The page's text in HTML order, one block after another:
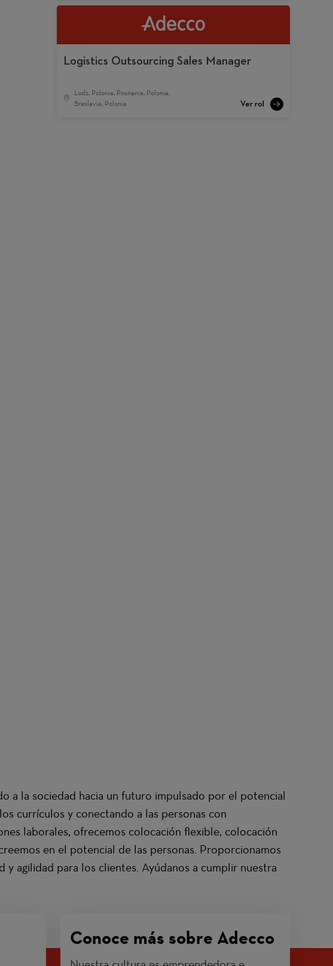
Logistics Outsourcing Sales Manager
Lodz, Polonia, Posnania, Polonia,
Breslavia, Polonia
a la sociedad hacia un futuro impulsado por el potencial
currículos y conectando a las personas con
laborales, ofrecemos colocación flexible, colocación
en el potencial de las personas. Proporcionamos
agilidad para los clientes. Ayúdanos a cumplir nuestra
Conoce más sobre Adecco